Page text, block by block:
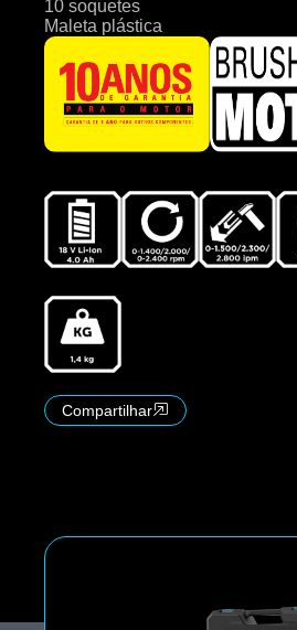
10 soquetes
Maleta plástica
Compartilhar